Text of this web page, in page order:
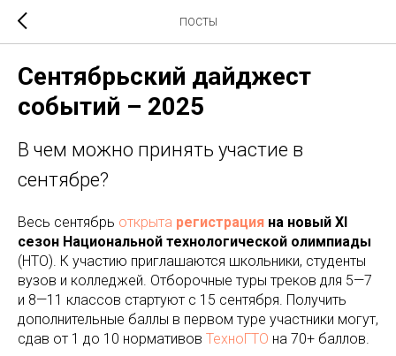
ПОСТЫ
Сентябрьский дайджест
событий – 2025
В чем можно принять участие в
сентябре?
Весь сентябрь открыта регистрация на новый XI
сезон Национальной технологической олимпиады
(НТО). К участию приглашаются школьники, студенты
вузов и колледжей. Отборочные туры треков для 5—7
и 8—11 классов стартуют с 15 сентября. Получить
дополнительные баллы в первом туре участники могут,
сдав от 1 до 10 нормативов ТехноГТО на 70+ баллов.